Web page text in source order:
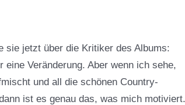
sie jetzt über die Kritiker des Albums:
Veränderung. Aber wenn ich sehe,
und all die schönen Country-
ist es genau das, was mich